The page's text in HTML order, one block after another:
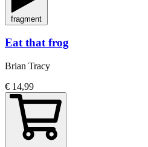
fragment
Eat that frog
Brian Tracy
€ 14,99